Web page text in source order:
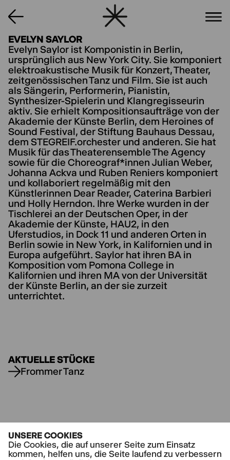
UNSERE COOKIES
Die Cookies, die auf unserer Seite zum Einsatz
kommen, helfen uns, die Seite laufend zu verbessern
EVELYN SAYLOR
Evelyn Saylor ist Komponistin in Berlin,
ursprünglich aus New York City. Sie komponiert
elektroakustische Musik für Konzert, Theater,
zeitgenössischen Tanz und Film. Sie ist auch
als Sängerin, Performerin, Pianistin,
Synthesizer-Spielerin und Klangregisseurin
aktiv. Sie erhielt Kompositionsaufträge von der
Akademie der Künste Berlin, dem Heroines of
Sound Festival, der Stiftung Bauhaus Dessau,
dem STEGREIF.orchester und anderen. Sie hat
Musik für das Theaterensemble The Agency
sowie für die Choreograf*innen Julian Weber,
Johanna Ackva und Ruben Reniers komponiert
und kollaboriert regelmäßig mit den
Künstlerinnen Dear Reader, Caterina Barbieri
und Holly Herndon. Ihre Werke wurden in der
Tischlerei an der Deutschen Oper, in der
Akademie der Künste, HAU2, in den
Uferstudios, in Dock 11 und anderen Orten in
Berlin sowie in New York, in Kalifornien und in
Europa aufgeführt. Saylor hat ihren BA in
Komposition vom Pomona College in
Kalifornien und ihren MA von der Universität
der Künste Berlin, an der sie zurzeit
unterrichtet.
AKTUELLE STÜCKE
Frommer Tanz